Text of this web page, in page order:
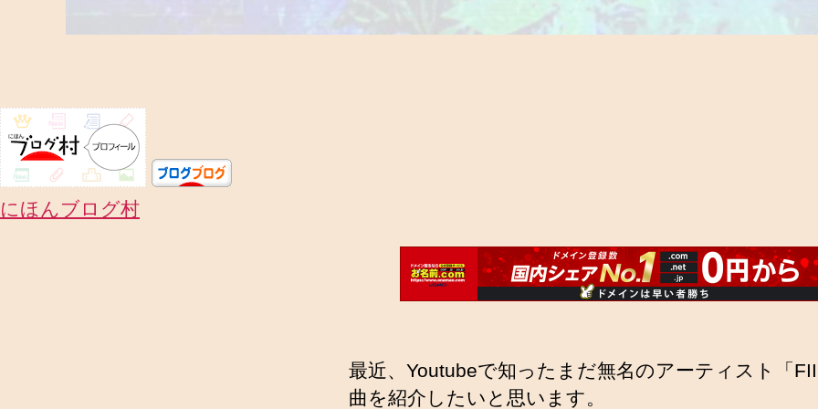
にほんブログ村
最近、Youtubeで知ったまだ無名のアーティスト「
曲を紹介したいと思います。